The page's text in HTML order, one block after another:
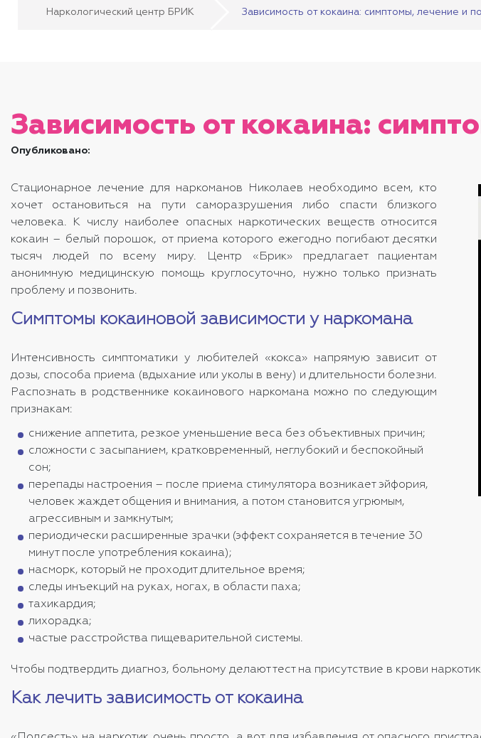
Наркологический центр БРИК Зависимость от кокаина: симптомы, лечение и
Зависимость от кокаина:
Опубликовано:
Стационарноелечение для наркоманов Николаев необходимо всем, кто
хочет остановиться на пути саморазрушения либо спасти близкого
человека. К числу наиболее опасных наркотических веществ относится
кокаин – белый порошок, от приема которого ежегодно погибают десятки
тысяч людей по всему миру. Центр «Брик» предлагает пациентам
анонимную медицинскую помощь круглосуточно, нужно только признать
проблему и позвонить.
Симптомы кокаиновой зависимости у наркомана
Интенсивность симптоматики у любителей «кокса» напрямую зависит от
дозы, способа приема (вдыхание или уколы в вену) и длительности болезни.
Распознать в родственнике кокаинового наркомана можно по следующим
признакам:
снижение аппетита, резкое уменьшение веса без объективных причин;
сложности с засыпанием, кратковременный, неглубокий и беспокойный
сон;
перепады настроения – после приема стимулятора возникает эйфория,
человек жаждет общения и внимания, а потом становится угрюмым,
агрессивным и замкнутым;
периодически расширенные зрачки (эффект сохраняется в течение 30
минут после употребления кокаина);
насморк, который не проходит длительное время;
следы инъекций на руках, ногах, в области паха;
тахикардия;
лихорадка;
частые расстройства пищеварительной системы.
Чтобы подтвердить диагноз, больному делают тест на присутствие в крови
Как лечить зависимость от кокаина